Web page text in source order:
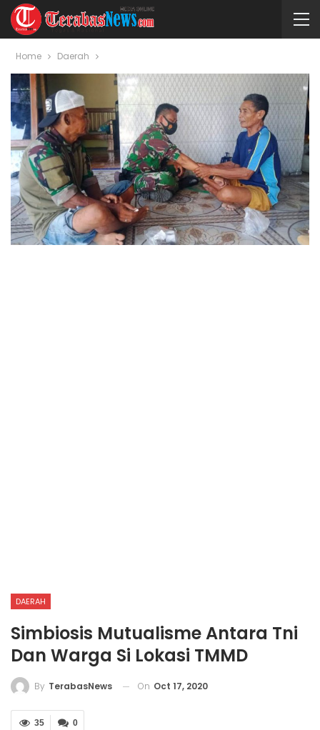
Home Daerah
DAERAH
Simbiosis Mutualisme Antara Tni
Dan Warga Si Lokasi TMMD
By TerabasNews On Oct 17, 2020
0
35